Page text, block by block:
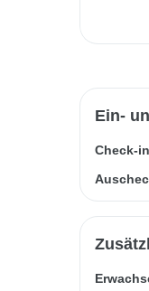
Ein-
Check-